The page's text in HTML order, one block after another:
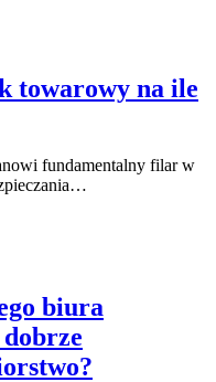
towarowy na ile
fundamentalny filar w
biura
dobrze